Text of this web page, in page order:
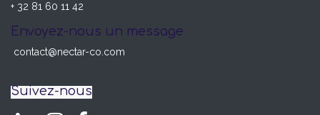
+ 32 81 60 11 42
Envoyez-nous un message
contact@nectar-co.com
Suivez-nous